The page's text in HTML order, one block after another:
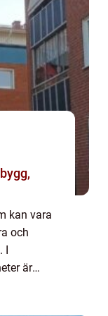
kan vara
och
I
är